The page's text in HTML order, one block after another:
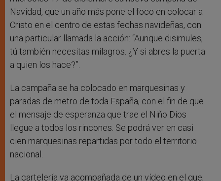
Navidad, que un año más pone el foco en colocar a
Cristo en el centro de estas fechas navideñas, con
una particular llamada la acción: “Aunque disimules,
tú también necesitas milagros. ¿Y si abres la puerta
a quien los hace?”.
La campaña se ha colocado en marquesinas y
paradas de metro de toda España, con el fin de que
el mensaje de esperanza que trae el Niño Dios
llegue a todos los rincones. Se podrá ver en casi
cien marquesinas repartidas por todo el territorio
nacional.
La cartelería va acompañada de un vídeo en el que,